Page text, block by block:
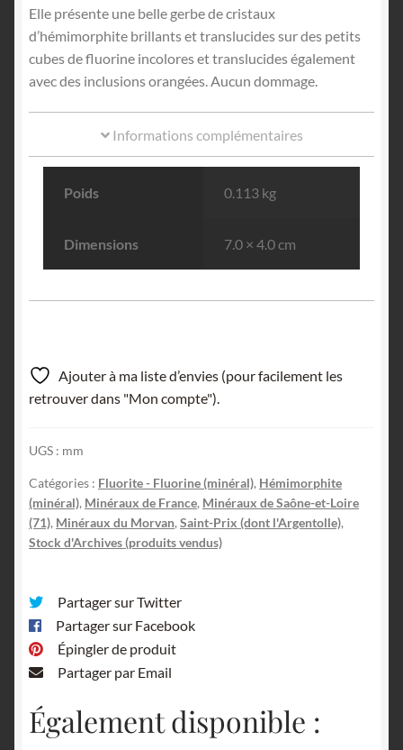
Elle présente une belle gerbe de cristaux
d’hémimorphite brillants et translucides sur des petits
cubes de fluorine incolores et translucides également
avec des inclusions orangées. Aucun dommage.
Informations complémentaires
Poids 0.113 kg
Dimensions 7.0 × 4.0 cm
Ajouter à ma liste d’envies (pour facilement les
retrouver dans "Mon compte").
UGS : mm
Catégories : Fluorite - Fluorine (minéral), Hémimorphite
(minéral), Minéraux de France, Minéraux de Saône-et-Loire
(71), Minéraux du Morvan, Saint-Prix (dont l'Argentolle),
Stock d'Archives (produits vendus)
Partager sur Twitter
Partager sur Facebook
Épingler de produit
Partager par Email
Également disponible :